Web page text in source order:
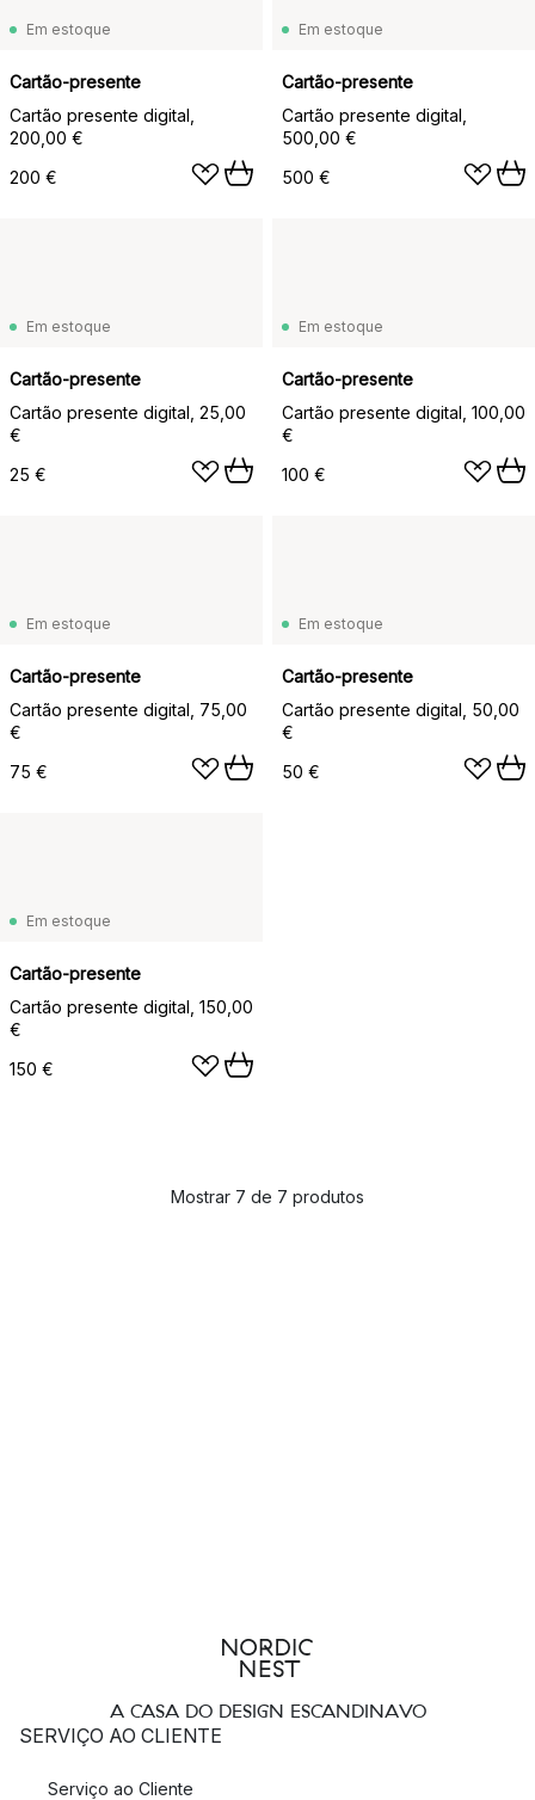
Em estoque
Cartão-presente
Cartão presente digital,
200,00 €
200 €
Em estoque
Cartão-presente
Cartão presente digital,
500,00 €
500 €
Em estoque
Cartão-presente
Cartão presente digital, 25,00
€
25 €
Em estoque
Cartão-presente
Cartão presente digital, 100,00
€
100 €
Em estoque
Cartão-presente
Cartão presente digital, 75,00
€
75 €
Em estoque
Cartão-presente
Cartão presente digital, 50,00
€
50 €
Em estoque
Cartão-presente
Cartão presente digital, 150,00
€
150 €
Mostrar 7 de 7 produtos
A CASA DO DESIGN ESCANDINAVO
SERVIÇO AO CLIENTE
Serviço ao Cliente